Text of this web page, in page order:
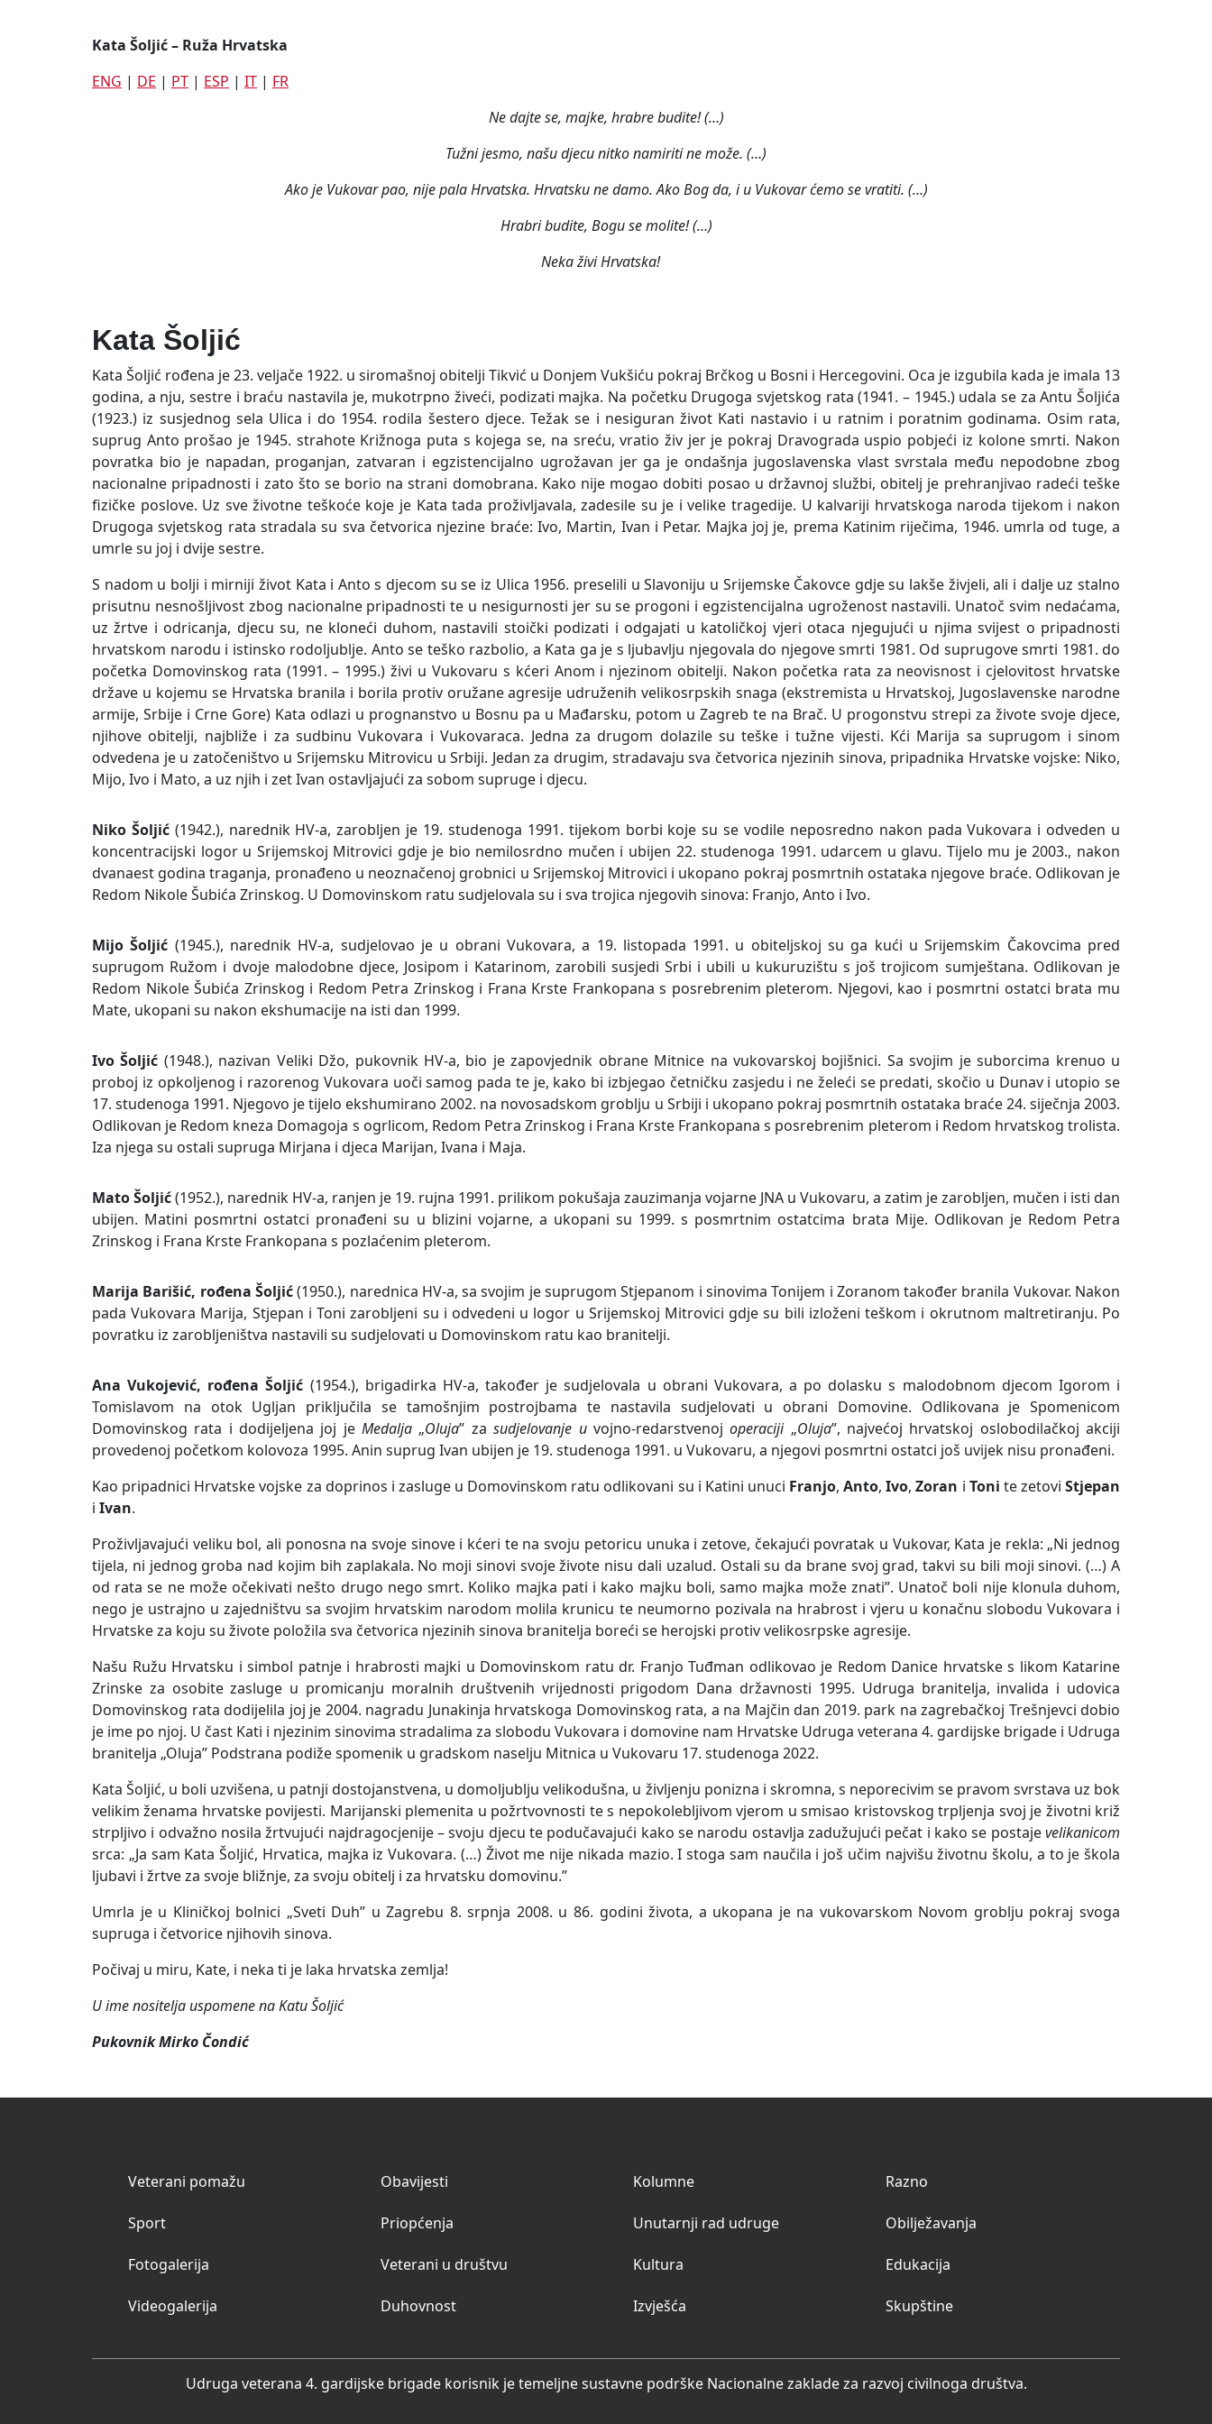
Kata Šoljić – Ruža Hrvatska
ENG | DE | PT | ESP | IT | FR
Ne dajte se, majke, hrabre budite! (…)
Tužni jesmo, našu djecu nitko namiriti ne može. (…)
Ako je Vukovar pao, nije pala Hrvatska. Hrvatsku ne damo. Ako Bog da, i u Vukovar ćemo se vratiti. (…)
Hrabri budite, Bogu se molite! (…)
Neka živi Hrvatska!
Kata Šoljić
Kata Šoljić rođena je 23. veljače 1922. u siromašnoj obitelji Tikvić u Donjem Vukšiću pokraj Brčkog u Bosni i Hercegovini. Oca je izgubila kada je imala 13
godina, a nju, sestre i braću nastavila je, mukotrpno živeći, podizati majka. Na početku Drugoga svjetskog rata (1941. – 1945.) udala se za Antu Šoljića
(1923.) iz susjednog sela Ulica i do 1954. rodila šestero djece. Težak se i nesiguran život Kati nastavio i u ratnim i poratnim godinama. Osim rata,
suprug Anto prošao je 1945. strahote Križnoga puta s kojega se, na sreću, vratio živ jer je pokraj Dravograda uspio pobjeći iz kolone smrti. Nakon
povratka bio je napadan, proganjan, zatvaran i egzistencijalno ugrožavan jer ga je ondašnja jugoslavenska vlast svrstala među nepodobne zbog
nacionalne pripadnosti i zato što se borio na strani domobrana. Kako nije mogao dobiti posao u državnoj službi, obitelj je prehranjivao radeći teške
fizičke poslove. Uz sve životne teškoće koje je Kata tada proživljavala, zadesile su je i velike tragedije. U kalvariji hrvatskoga naroda tijekom i nakon
Drugoga svjetskog rata stradala su sva četvorica njezine braće: Ivo, Martin, Ivan i Petar. Majka joj je, prema Katinim riječima, 1946. umrla od tuge, a
umrle su joj i dvije sestre.
S nadom u bolji i mirniji život Kata i Anto s djecom su se iz Ulica 1956. preselili u Slavoniju u Srijemske Čakovce gdje su lakše živjeli, ali i dalje uz stalno
prisutnu nesnošljivost zbog nacionalne pripadnosti te u nesigurnosti jer su se progoni i egzistencijalna ugroženost nastavili. Unatoč svim nedaćama,
uz žrtve i odricanja, djecu su, ne kloneći duhom, nastavili stoički podizati i odgajati u katoličkoj vjeri otaca njegujući u njima svijest o pripadnosti
hrvatskom narodu i istinsko rodoljublje. Anto se teško razbolio, a Kata ga je s ljubavlju njegovala do njegove smrti 1981. Od suprugove smrti 1981. do
početka Domovinskog rata (1991. – 1995.) živi u Vukovaru s kćeri Anom i njezinom obitelji. Nakon početka rata za neovisnost i cjelovitost hrvatske
države u kojemu se Hrvatska branila i borila protiv oružane agresije udruženih velikosrpskih snaga (ekstremista u Hrvatskoj, Jugoslavenske narodne
armije, Srbije i Crne Gore) Kata odlazi u prognanstvo u Bosnu pa u Mađarsku, potom u Zagreb te na Brač. U progonstvu strepi za živote svoje djece,
njihove obitelji, najbliže i za sudbinu Vukovara i Vukovaraca. Jedna za drugom dolazile su teške i tužne vijesti. Kći Marija sa suprugom i sinom
odvedena je u zatočeništvo u Srijemsku Mitrovicu u Srbiji. Jedan za drugim, stradavaju sva četvorica njezinih sinova, pripadnika Hrvatske vojske: Niko,
Mijo, Ivo i Mato, a uz njih i zet Ivan ostavljajući za sobom supruge i djecu.
Niko Šoljić (1942.), narednik HV-a, zarobljen je 19. studenoga 1991. tijekom borbi koje su se vodile neposredno nakon pada Vukovara i odveden u
koncentracijski logor u Srijemskoj Mitrovici gdje je bio nemilosrdno mučen i ubijen 22. studenoga 1991. udarcem u glavu. Tijelo mu je 2003., nakon
dvanaest godina traganja, pronađeno u neoznačenoj grobnici u Srijemskoj Mitrovici i ukopano pokraj posmrtnih ostataka njegove braće. Odlikovan je
Redom Nikole Šubića Zrinskog. U Domovinskom ratu sudjelovala su i sva trojica njegovih sinova: Franjo, Anto i Ivo.
Mijo Šoljić (1945.), narednik HV-a, sudjelovao je u obrani Vukovara, a 19. listopada 1991. u obiteljskoj su ga kući u Srijemskim Čakovcima pred
suprugom Ružom i dvoje malodobne djece, Josipom i Katarinom, zarobili susjedi Srbi i ubili u kukuruzištu s još trojicom sumještana. Odlikovan je
Redom Nikole Šubića Zrinskog i Redom Petra Zrinskog i Frana Krste Frankopana s posrebrenim pleterom. Njegovi, kao i posmrtni ostatci brata mu
Mate, ukopani su nakon ekshumacije na isti dan 1999.
Ivo Šoljić (1948.), nazivan Veliki Džo, pukovnik HV-a, bio je zapovjednik obrane Mitnice na vukovarskoj bojišnici. Sa svojim je suborcima krenuo u
proboj iz opkoljenog i razorenog Vukovara uoči samog pada te je, kako bi izbjegao četničku zasjedu i ne želeći se predati, skočio u Dunav i utopio se
17. studenoga 1991. Njegovo je tijelo ekshumirano 2002. na novosadskom groblju u Srbiji i ukopano pokraj posmrtnih ostataka braće 24. siječnja 2003.
Odlikovan je Redom kneza Domagoja s ogrlicom, Redom Petra Zrinskog i Frana Krste Frankopana s posrebrenim pleterom i Redom hrvatskog trolista.
Iza njega su ostali supruga Mirjana i djeca Marijan, Ivana i Maja.
Mato Šoljić(1952.), narednik HV-a, ranjen je 19. rujna 1991. prilikom pokušaja zauzimanja vojarne JNA u Vukovaru, a zatim je zarobljen, mučen i isti dan
ubijen. Matini posmrtni ostatci pronađeni su u blizini vojarne, a ukopani su 1999. s posmrtnim ostatcima brata Mije. Odlikovan je Redom Petra
Zrinskog i Frana Krste Frankopana s pozlaćenim pleterom.
Marija Barišić, rođena Šoljić(1950.), narednica HV-a, sa svojim je suprugom Stjepanom i sinovima Tonijem i Zoranom također branila Vukovar. Nakon
pada Vukovara Marija, Stjepan i Toni zarobljeni su i odvedeni u logor u Srijemskoj Mitrovici gdje su bili izloženi teškom i okrutnom maltretiranju. Po
povratku iz zarobljeništva nastavili su sudjelovati u Domovinskom ratu kao branitelji.
Ana Vukojević, rođena Šoljić (1954.), brigadirka HV-a, također je sudjelovala u obrani Vukovara, a po dolasku s malodobnom djecom Igorom i
Tomislavom na otok Ugljan priključila se tamošnjim postrojbama te nastavila sudjelovati u obrani Domovine. Odlikovana je Spomenicom
Domovinskog rata i dodijeljena joj jeMedalja „Oluja” zasudjelovanje uvojno-redarstvenojoperaciji„Oluja”, najvećoj hrvatskoj oslobodilačkoj akciji
provedenoj početkom kolovoza 1995. Anin suprug Ivan ubijen je 19. studenoga 1991. u Vukovaru, a njegovi posmrtni ostatci još uvijek nisu pronađeni.
Kao pripadnici Hrvatske vojske za doprinos i zasluge u Domovinskom ratu odlikovani su i Katini unuci Franjo,Anto,Ivo,Zoran i Toni te zetovi Stjepan
i Ivan.
Proživljavajući veliku bol, ali ponosna na svoje sinove i kćeri te na svoju petoricu unuka i zetove, čekajući povratak u Vukovar, Kata je rekla: „Ni jednog
tijela, ni jednog groba nad kojim bih zaplakala. No moji sinovi svoje živote nisu dali uzalud. Ostali su da brane svoj grad, takvi su bili moji sinovi. (…) A
od rata se ne može očekivati nešto drugo nego smrt. Koliko majka pati i kako majku boli, samo majka može znati”. Unatoč boli nije klonula duhom,
nego je ustrajno u zajedništvu sa svojim hrvatskim narodom molila krunicu te neumorno pozivala na hrabrost i vjeru u konačnu slobodu Vukovara i
Hrvatske za koju su živote položila sva četvorica njezinih sinova branitelja boreći se herojski protiv velikosrpske agresije.
Našu Ružu Hrvatsku i simbol patnje i hrabrosti majki u Domovinskom ratu dr. Franjo Tuđman odlikovao je Redom Danice hrvatske s likom Katarine
Zrinske za osobite zasluge u promicanju moralnih društvenih vrijednosti prigodom Dana državnosti 1995. Udruga branitelja, invalida i udovica
Domovinskog rata dodijelila joj je 2004. nagradu Junakinja hrvatskoga Domovinskog rata, a na Majčin dan 2019. park na zagrebačkoj Trešnjevci dobio
je ime po njoj. U čast Kati i njezinim sinovima stradalima za slobodu Vukovara i domovine nam Hrvatske Udruga veterana 4. gardijske brigade i Udruga
branitelja „Oluja” Podstrana podiže spomenik u gradskom naselju Mitnica u Vukovaru 17. studenoga 2022.
Kata Šoljić, u boli uzvišena, u patnji dostojanstvena, u domoljublju velikodušna, u življenju ponizna i skromna, s neporecivim se pravom svrstava uz bok
velikim ženama hrvatske povijesti. Marijanski plemenita u požrtvovnosti te s nepokolebljivom vjerom u smisao kristovskog trpljenja svoj je životni križ
strpljivo i odvažno nosila žrtvujući najdragocjenije – svoju djecu te podučavajući kako se narodu ostavlja zadužujući pečat i kako se postajevelikanicom
srca: „Ja sam Kata Šoljić, Hrvatica, majka iz Vukovara. (…) Život me nije nikada mazio. I stoga sam naučila i još učim najvišu životnu školu, a to je škola
ljubavi i žrtve za svoje bližnje, za svoju obitelj i za hrvatsku domovinu.”
Umrla je u Kliničkoj bolnici „Sveti Duh” u Zagrebu 8. srpnja 2008. u 86. godini života, a ukopana je na vukovarskom Novom groblju pokraj svoga
supruga i četvorice njihovih sinova.
Počivaj u miru, Kate, i neka ti je laka hrvatska zemlja!
U ime nositelja uspomene na Katu Šoljić
Pukovnik Mirko Čondić
Veterani pomažu
Sport
Fotogalerija
Videogalerija
Obavijesti
Priopćenja
Veterani u društvu
Duhovnost
Kolumne
Unutarnji rad udruge
Kultura
Izvješća
Razno
Obilježavanja
Edukacija
Skupštine
Udruga veterana 4. gardijske brigade korisnik je temeljne sustavne podrške Nacionalne zaklade za razvoj civilnoga društva.